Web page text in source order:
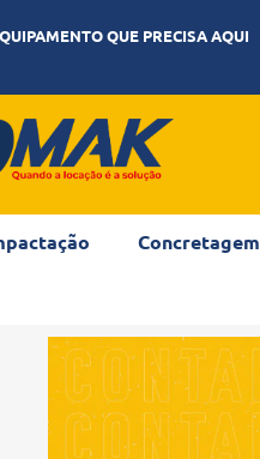
QUE PRECISA AQUI
Concretagem